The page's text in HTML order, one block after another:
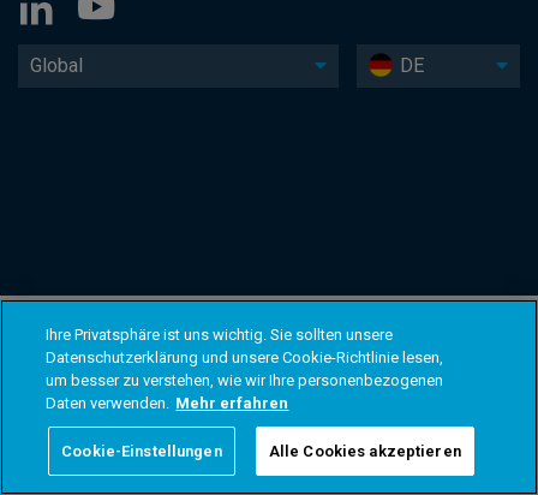
Global DE
Ihre Privatsphäre ist uns wichtig. Sie sollten unsere
Datenschutzerklärung und unsere Cookie-Richtlinie lesen,
um besser zu verstehen, wie wir Ihre personenbezogenen
Daten verwenden. Mehr erfahren
Cookie-Einstellungen Alle Cookies akzeptieren